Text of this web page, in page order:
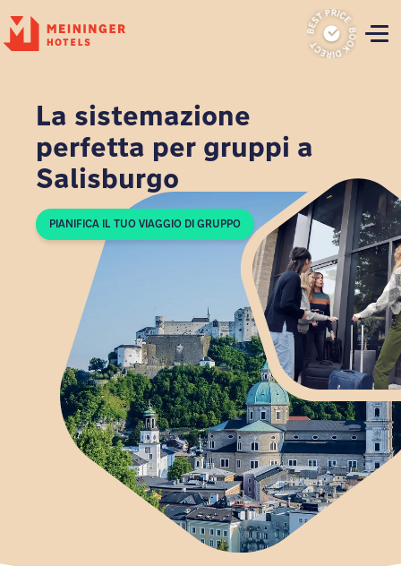
P
La sistemazione
perfetta per gruppi a
Salisburgo
PIANIFICA IL TUO VIAGGIO DI GRUPPO